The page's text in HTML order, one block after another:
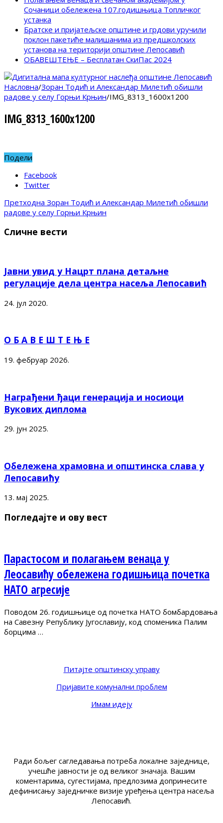
Сочаници обележена 107.годишњица Топличког
устанка
Братске и пријатељске општине и грдови уручили
поклон пакетиће малишанима из предшколских
установа на територији општине Лепосавић
ОБАВЕШТЕЊЕ – Бесплатан СкиПас 2024
Насловна/Зоран Тодић и Александар Милетић обишли
радове у селу Горњи Крњин/IMG_8313_1600x1200
IMG_8313_1600x1200
Подели
Facebook
Twitter
Претходна Зоран Тодић и Александар Милетић обишли
радове у селу Горњи Крњин
Сличне вести
Јавни увид у Нацрт плана детаљне
регулације дела центра насеља Лепосавић
24. јул 2020.
О Б А В Е Ш Т Е Њ Е
19. фебруар 2026.
Награђени ђаци генерација и носиоци
Вукових диплома
29. јун 2025.
Обележена храмовна и општинска слава у
Лепосавићу
13. мај 2025.
Погледајте и ову вест
Парастосом и полагањем венаца у
Леосавићу обележена годишњица почетка
НАТО агресије
Поводом 26. годишњице од почетка НАТО бомбардовања
на Савезну Републику Југославију, код споменика Палим
борцима …
Питајте општинску управу
Пријавите комунални проблем
Имам идеју
Ради бољег сагледавања потреба локалне заједнице,
учешће јавности је од великог значаја. Вашим
коментарима, сугестијама, предлозима допринесите
дефинисању заједничке визије уређења центра насеља
Лепосавић.